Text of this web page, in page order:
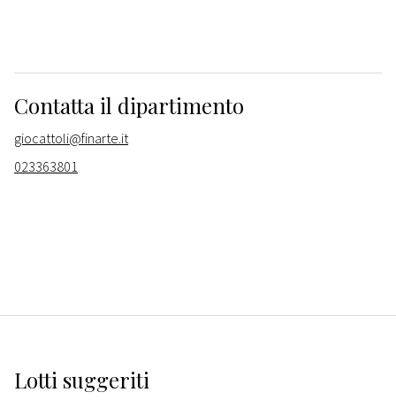
Contatta il dipartimento
giocattoli@finarte.it
023363801
Lotti suggeriti